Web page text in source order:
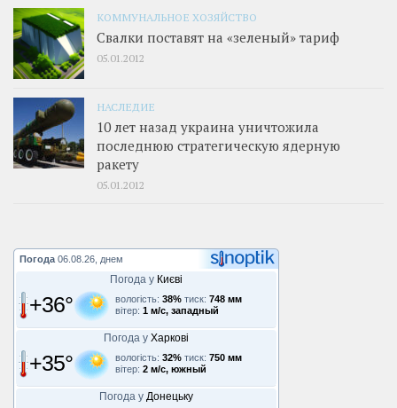
КОММУНАЛЬНОЕ ХОЗЯЙСТВО
Свалки поставят на «зеленый» тариф
05.01.2012
НАСЛЕДИЕ
10 лет назад украина уничтожила
последнюю стратегическую ядерную
ракету
05.01.2012
Погода 06.08.26, днем
Погода у Києві
+36° вологість: 38% тиск: 748 мм
вітер: 1 м/с, западный
Погода у Харкові
+35° вологість: 32% тиск: 750 мм
вітер: 2 м/с, южный
Погода у Донецьку